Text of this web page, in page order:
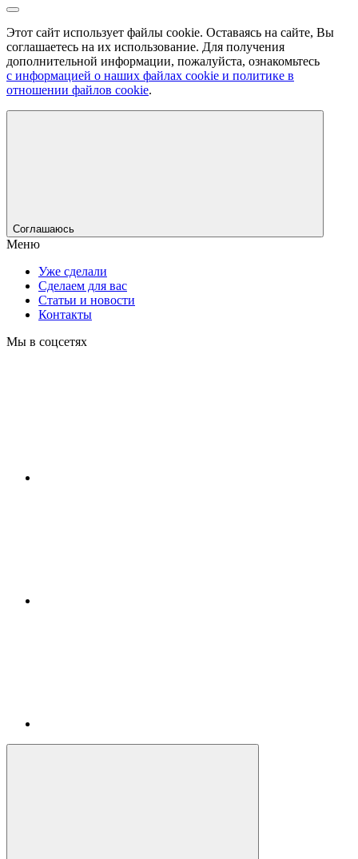
Этот сайт использует файлы cookie. Оставаясь на сайте, Вы
соглашаетесь на их использование. Для получения
дополнительной информации, пожалуйста, ознакомьтесь
с информацией о наших файлах cookie и политике в
отношении файлов cookie.
Соглашаюсь
Меню
Уже сделали
Сделаем для вас
Статьи и новости
Контакты
Мы в соцсетях